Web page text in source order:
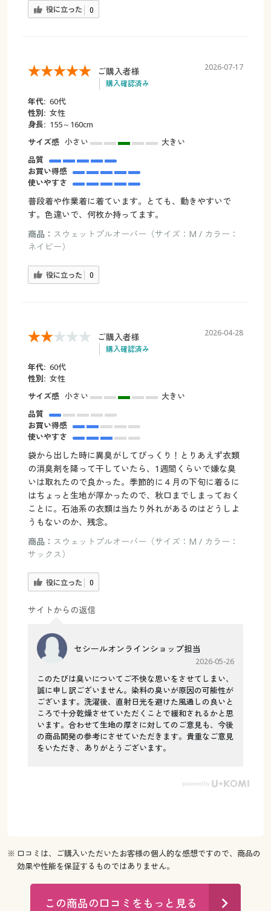
役に立った 0
ご購入者様
購入確認済み
2026-07-17
年代: 60代
性別: 女性
身長: 155～160cm
サイズ感 小さい
大きい
品質
お買い得感
使いやすさ
普段着や作業着に着ています。とても、動きやすいで
す。色違いで、何枚か持ってます。
商品： スウェットプルオーバー（サイズ：M / カラー：
ネイビー）
役に立った 0
ご購入者様
購入確認済み
2026-04-28
年代: 60代
性別: 女性
サイズ感 小さい
大きい
品質
お買い得感
使いやすさ
袋から出した時に異臭がしてびっくり！とりあえず衣類
の消臭剤を降って干していたら、1週間くらいで嫌な臭
いは取れたので良かった。季節的に４月の下旬に着るに
はちょっと生地が厚かったので、秋口までしまっておく
ことに。石油系の衣類は当たり外れがあるのはどうしよ
うもないのか、残念。
商品： スウェットプルオーバー（サイズ：M / カラー：
サックス）
役に立った 0
サイトからの返信
セシールオンラインショップ担当
2026-05-26
このたびは臭いについてご不快な思いをさせてしまい、
誠に申し訳ございません。染料の臭いが原因の可能性が
ございます。洗濯後、直射日光を避けた風通しの良いと
ころで十分乾燥させていただくことで緩和されるかと思
います。合わせて生地の厚さに対してのご意見も、今後
の商品開発の参考にさせていただきます。貴重なご意見
をいただき、ありがとうございます。
※ 口コミは、ご購入いただいたお客様の個人的な感想ですので、商品の
効果や性能を保証するものではありません。
この商品の口コミをもっと見る